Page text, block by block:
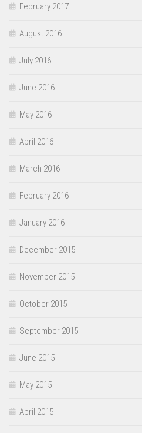
February 2017
August 2016
July 2016
June 2016
May 2016
April 2016
March 2016
February 2016
January 2016
December 2015
November 2015
October 2015
September 2015
June 2015
May 2015
April 2015